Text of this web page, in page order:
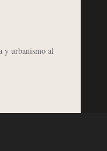
y urbanismo al